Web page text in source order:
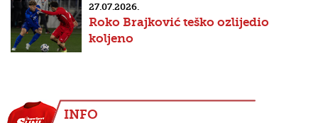
27.07.2026.
Roko Brajković teško ozlijedio
koljeno
INFO